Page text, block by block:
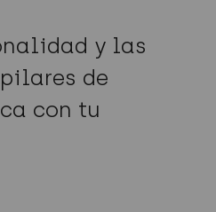
y las
de
con tu